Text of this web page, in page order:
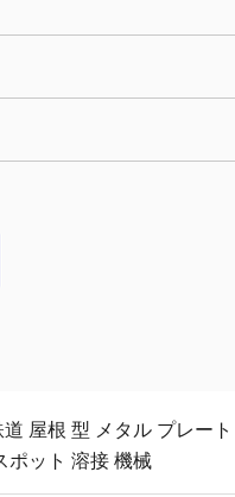
道 屋根 型 メタル プレー
ポット 溶接 機械